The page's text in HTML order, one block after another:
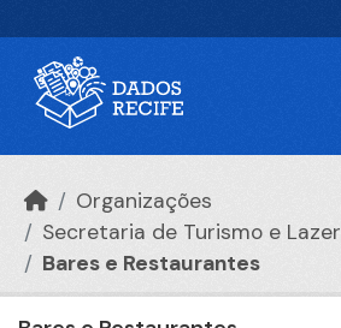
Organizações
Secretaria de Turismo e Lazer
Bares e Restaurantes